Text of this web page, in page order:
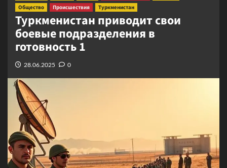
Общество
Происшествия Туркменистан
Туркменистан приводит свои
боевые подразделения в
готовность 1
28.06.2025 0